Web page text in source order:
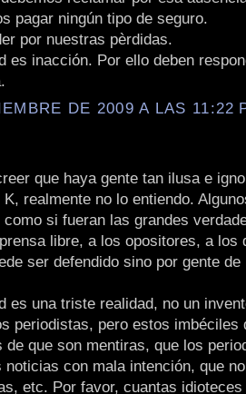
pagar ningún tipo de seguro.
por nuestras pèrdidas.
es inacción. Por ello deben
DE 2009 A LAS 11:22
que haya gente tan ilusa e
realmente no lo entiendo.
si fueran las grandes
libre, a los opositores, a los
ser defendido sino por gente
es una triste realidad, no un
periodistas, pero estos imbéciles
de que son mentiras, que los
noticias con mala intención, que
etc. Por favor, cuantas